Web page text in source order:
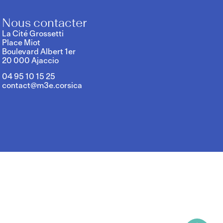
Nous contacter
La Cité Grossetti
Place Miot
Boulevard Albert 1er
20 000 Ajaccio
04 95 10 15 25
contact@m3e.corsica